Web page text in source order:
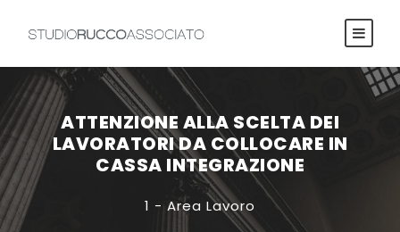
ATTENZIONE ALLA SCELTA DEI
LAVORATORI DA COLLOCARE IN
CASSA INTEGRAZIONE
1 - Area Lavoro